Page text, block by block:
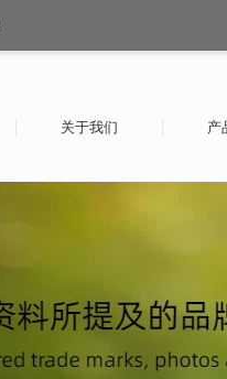
关于我们 产